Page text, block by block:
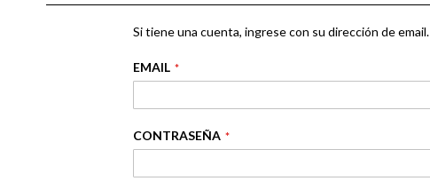
Si tiene una cuenta, ingrese con su dirección de email.
EMAIL
CONTRASEÑA